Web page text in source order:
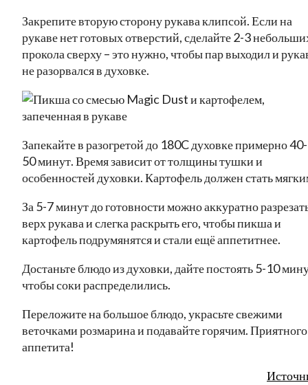
Закрепите вторую сторону рукава клипсой. Если на
рукаве нет готовых отверстий, сделайте 2-3
прокола сверху – это нужно, чтобы пар выходил и
не разорвался в духовке.
Запекайте в разогретой до 180C духовке примерно 40-
50 минут. Время зависит от толщины тушки и
особенностей духовки. Картофель должен стать
За 5-7 минут до готовности можно аккуратно
верх рукава и слегка раскрыть его, чтобы пикша и
картофель подрумянятся и стали ещё аппетитнее.
Достаньте блюдо из духовки, дайте постоять 5-10
чтобы соки распределились.
Переложите на большое блюдо, украсьте свежими
веточками розмарина и подавайте горячим. Приятного
аппетита!